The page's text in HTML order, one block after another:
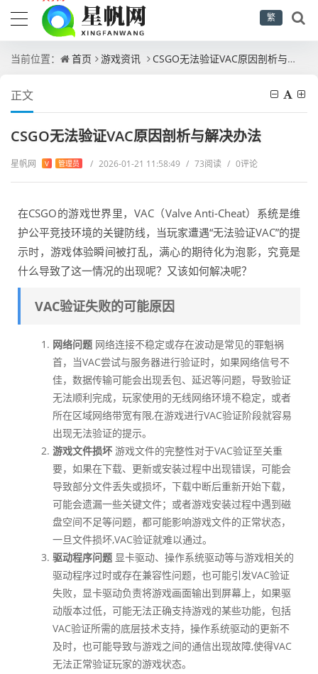
繁
当前位置： 首页 游戏资讯 CSGO无法验证VAC原因剖析与解决办法
正文
CSGO无法验证VAC原因剖析与解决办法
星帆网 V 管理员 / 2026-01-21 11:58:49 / 73阅读 / 0评论
在CSGO的游戏世界里，VAC（Valve Anti-Cheat）系统是维
护公平竞技环境的关键防线，当玩家遭遇“无法验证VAC”的提
示时，游戏体验瞬间被打乱，满心的期待化为泡影，究竟是
什么导致了这一情况的出现呢？又该如何解决呢？
VAC验证失败的可能原因
网络问题 网络连接不稳定或存在波动是常见的罪魁祸
首，当VAC尝试与服务器进行验证时，如果网络信号不
佳，数据传输可能会出现丢包、延迟等问题，导致验证
无法顺利完成，玩家使用的无线网络环境不稳定，或者
所在区域网络带宽有限,在游戏进行VAC验证阶段就容易
出现无法验证的提示。
游戏文件损坏 游戏文件的完整性对于VAC验证至关重
要，如果在下载、更新或安装过程中出现错误，可能会
导致部分文件丢失或损坏，下载中断后重新开始下载，
可能会遗漏一些关键文件；或者游戏安装过程中遇到磁
盘空间不足等问题，都可能影响游戏文件的正常状态，
一旦文件损坏,VAC验证就难以通过。
驱动程序问题 显卡驱动、操作系统驱动等与游戏相关的
驱动程序过时或存在兼容性问题，也可能引发VAC验证
失败，显卡驱动负责将游戏画面输出到屏幕上，如果驱
动版本过低，可能无法正确支持游戏的某些功能，包括
VAC验证所需的底层技术支持，操作系统驱动的更新不
及时，也可能导致与游戏之间的通信出现故障,使得VAC
无法正常验证玩家的游戏状态。